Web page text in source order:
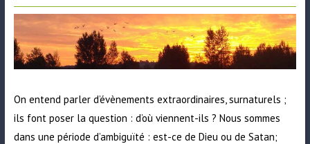
On entend parler d’évènements extraordinaires, surnaturels ;
ils font poser la question : d’où viennent-ils ? Nous sommes
dans une période d’ambiguïté : est-ce de Dieu ou de Satan;